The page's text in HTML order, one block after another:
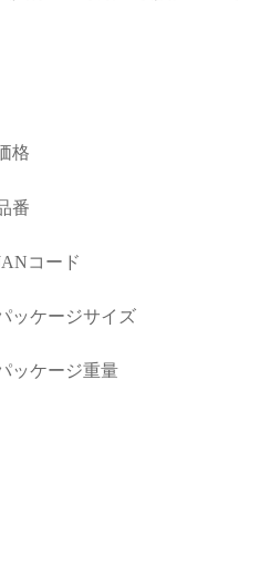
格
番
コード
ッケージサイズ
ッケージ重量